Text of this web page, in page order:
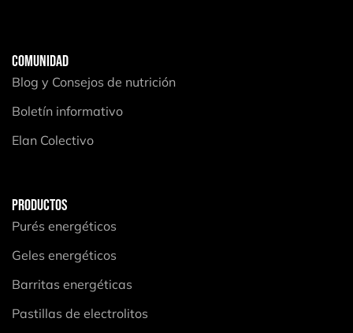
COMUNIDAD
Blog y Consejos de nutrición
Boletín informativo
Elan Colectivo
PRODUCTOS
Purés energéticos
Geles energéticos
Barritas energéticas
Pastillas de electrolitos